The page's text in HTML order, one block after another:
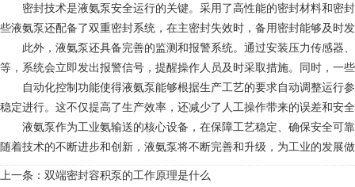
密封技术是液氨泵安全运行的关键。采用了高性能的密封材料和密
些液氨泵还配备了双重密封系统，在主密封失效时，备用密封能够及时
此外，液氨泵还具备完善的监测和报警系统。通过安装压力传感器
等，系统会立即发出报警信号，提醒操作人员及时采取措施。同时，一
自动化控制功能使得液氨泵能够根据生产工艺的要求自动调整运行
稳定进行。这不仅提高了生产效率，还减少了人工操作带来的误差和安
液氨泵作为工业氨输送的核心设备，在保障工艺稳定、确保安全可
随着技术的不断进步和创新，液氨泵将不断完善和升级，为工业的发展
上一条： 双端密封容积泵的工作原理是什么